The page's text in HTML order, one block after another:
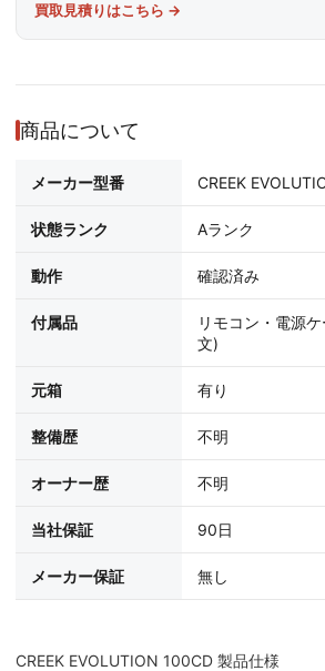
買取見積りはこちら →
商品について
メーカー型番 CREEK
状態ランク Aランク
動作 確認済み
付属品
リモコン・電源
文)
元箱 有り
整備歴 不明
オーナー歴 不明
当社保証 90日
メーカー保証 無し
CREEK EVOLUTION 100CD 製品仕様